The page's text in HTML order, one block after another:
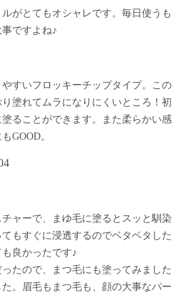
がとてもオシャレです。毎日使うも
ですよね♪
すいフロッキーチップタイプ。この
塗れてムラになりにくいところ！初
ることができます。また柔らかい感
GOOD。
ャーで、まゆ毛に塗るとスッと馴染
もすぐに浸透するのでベタベタした
良かったです♪
たので、まつ毛にも塗ってみました
。眉毛もまつ毛も、顔の大事なパー